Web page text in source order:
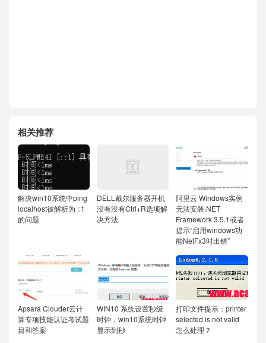
相关推荐
解决win10系统中ping
localhost被解析为 ::1
的问题
DELL戴尔服务器开机
没有没有Ctrl+R选项解
决方法
阿里云 Windows实例
无法安装.NET
Framework 3.5.1或者
提示“启用windows功
能NetFx3时出错”
Apsara Clouder云计
算专项技能认证考试题
目和答案
WIN10 系统设置秒级
时钟，win10系统时钟
显示到秒
打印文件提示：printer
selected is not valid
怎么处理？